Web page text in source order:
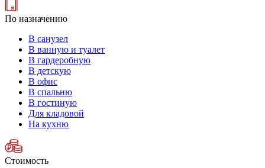
По назначению
В санузел
В ванную и туалет
В гардеробную
В детскую
В офис
В спальню
В гостиную
Для кладовой
На кухню
Стоимость